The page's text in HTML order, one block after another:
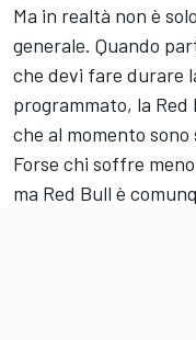
Ma in realtà non è
generale. Quando
che devi fare durare
programmato, la
che al momento
Forse chi soffre
ma Red Bull è